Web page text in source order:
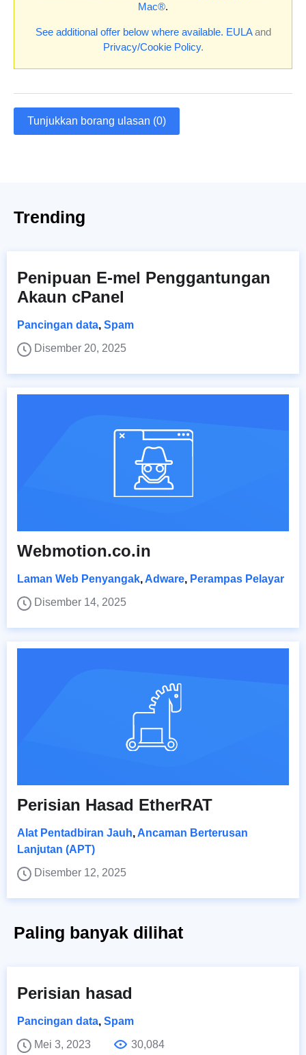
Mac®.
See additional offer below where available. EULAand
Privacy/Cookie Policy.
Tunjukkan borang ulasan (0)
Trending
Penipuan E-mel Penggantungan
Akaun cPanel
Pancingan data, Spam
Disember 20, 2025
Webmotion.co.in
Laman Web Penyangak, Adware, Perampas Pelayar
Disember 14, 2025
Perisian Hasad EtherRAT
Alat Pentadbiran Jauh, Ancaman Berterusan
Lanjutan (APT)
Disember 12, 2025
Paling banyak dilihat
Perisian hasad
Pancingan data, Spam
Mei 3, 2023
30,084